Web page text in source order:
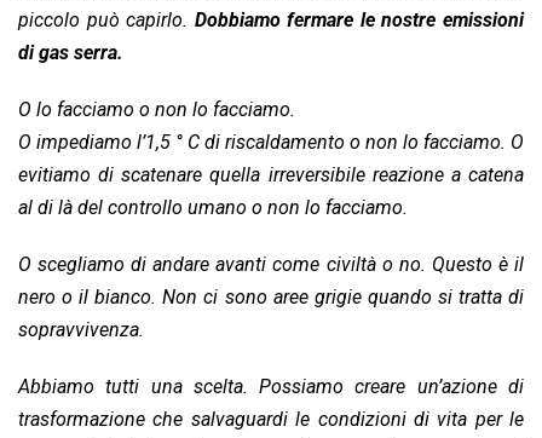
piccolo può capirlo. Dobbiamo fermare le nostre emissioni
di gas serra.
O lo facciamo o non lo facciamo.
O impediamo l’1,5 ° C di riscaldamento o non lo facciamo. O
evitiamo di scatenare quella irreversibile reazione a catena
al di là del controllo umano o non lo facciamo.
O scegliamo di andare avanti come civiltà o no. Questo è il
nero o il bianco. Non ci sono aree grigie quando si tratta di
sopravvivenza.
Abbiamo tutti una scelta. Possiamo creare un’azione di
trasformazione che salvaguardi le condizioni di vita per le